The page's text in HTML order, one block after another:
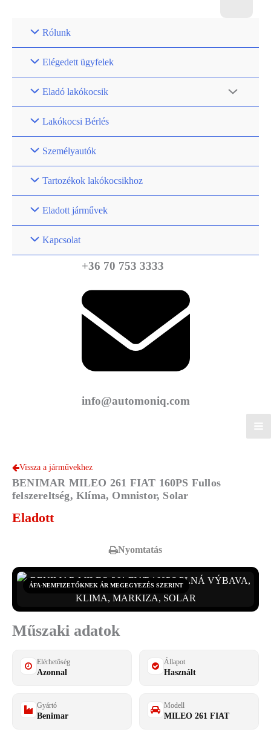
Rólunk
Elégedett ügyfelek
Eladó lakókocsik
Lakókocsi Bérlés
Személyautók
Tartozékok lakókocsikhoz
Eladott járművek
Kapcsolat
+36 70 753 3333
info@automoniq.com
Vissza a járművekhez
BENIMAR MILEO 261 FIAT 160PS Fullos
felszereltség, Klíma, Omnistor, Solar
Eladott
Nyomtatás
ÁFA-NEMFIZETŐKNEK ÁR MEGEGYEZÉS SZERINT
Műszaki adatok
Elérhetőség
Azonnal
Állapot
Használt
Gyártó
Benimar
Modell
MILEO 261 FIAT